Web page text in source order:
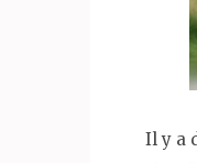
Il y a